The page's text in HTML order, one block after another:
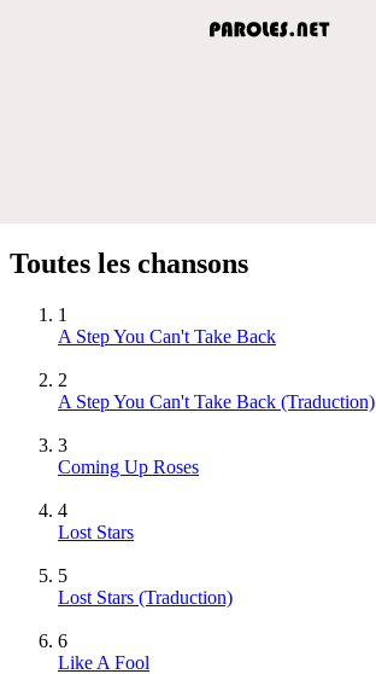
Toutes les chansons
1
A Step You Can't Take Back
2
A Step You Can't Take Back (Traduction)
3
Coming Up Roses
4
Lost Stars
5
Lost Stars (Traduction)
6
Like A Fool